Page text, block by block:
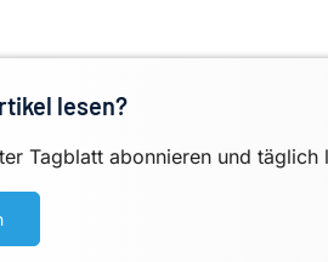
lesen?
Tagblatt abonnieren und täglich